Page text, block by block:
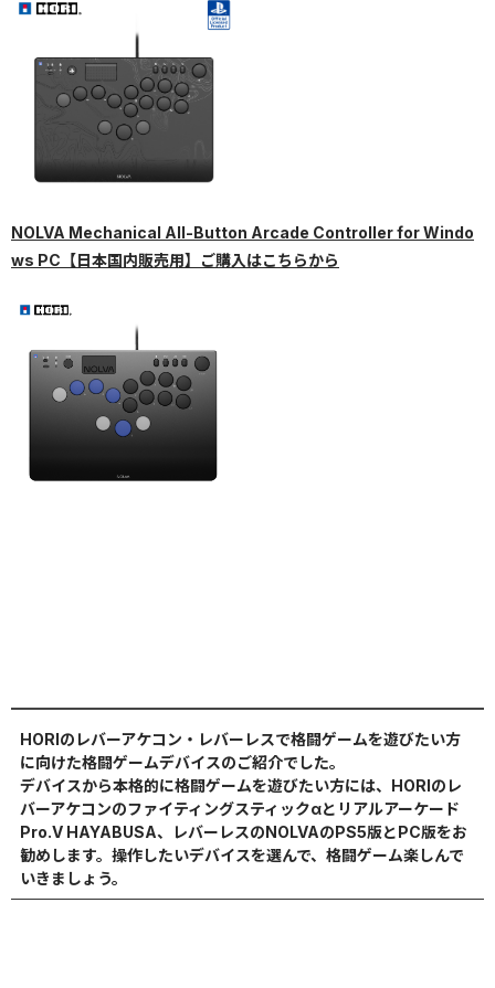
NOLVA Mechanical All-Button Arcade Controller for Windo
ws PC【日本国内販売用】ご購入はこちらから
HORIのレバーアケコン・レバーレスで格闘ゲームを遊びたい方
に向けた格闘ゲームデバイスのご紹介でした。
デバイスから本格的に格闘ゲームを遊びたい方には、HORIのレ
バーアケコンのファイティングスティックαとリアルアーケード
Pro.V HAYABUSA、レバーレスのNOLVAのPS5版とPC版をお
勧めします。操作したいデバイスを選んで、格闘ゲーム楽しんで
いきましょう。